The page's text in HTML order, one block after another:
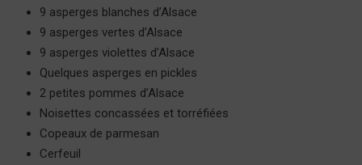
9 asperges blanches d’Alsace
9 asperges vertes d’Alsace
9 asperges violettes d’Alsace
Quelques asperges en pickles
2 petites pommes d’Alsace
Noisettes concassées et torréfiées
Copeaux de parmesan
Cerfeuil